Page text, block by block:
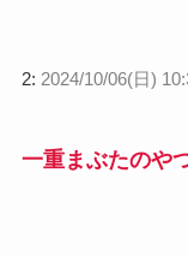
2: 2024/10/06(日)
一重まぶたのや